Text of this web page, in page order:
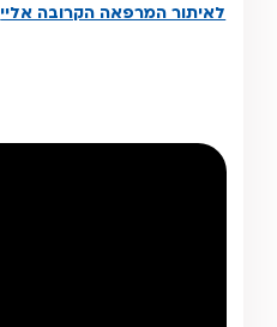
לאיתור המרפאה הקרובה אליי